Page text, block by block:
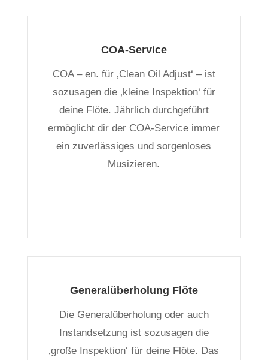
COA-Service
COA – en. für ‚Clean Oil Adjust‘ – ist
sozusagen die ‚kleine Inspektion‘ für
deine Flöte. Jährlich durchgeführt
ermöglicht dir der COA-Service immer
ein zuverlässiges und sorgenloses
Musizieren.
Generalüberholung Flöte
Die Generalüberholung oder auch
Instandsetzung ist sozusagen die
‚große Inspektion‘ für deine Flöte. Das